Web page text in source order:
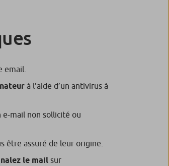
email.
à l’aide d’un antivirus à
e-mail non sollicité ou
être assuré de leur origine.
le mail sur